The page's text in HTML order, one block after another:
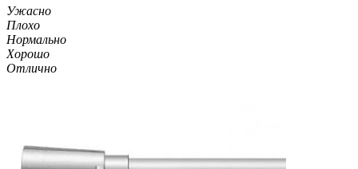
Ужасно
Плохо
Нормально
Хорошо
Отлично